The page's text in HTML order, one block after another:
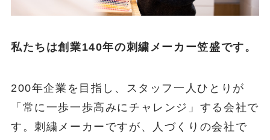
私たちは創業140年の刺繍メーカー笠盛です。
200年企業を目指し、スタッフ一人ひとりが
「常に一歩一歩高みにチャレンジ」する会社で
す。刺繍メーカーですが、人づくりの会社で